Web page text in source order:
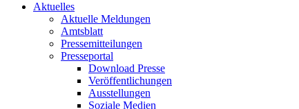
Aktuelles
Aktuelle Meldungen
Amtsblatt
Pressemitteilungen
Presseportal
Download Presse
Veröffentlichungen
Ausstellungen
Soziale Medien